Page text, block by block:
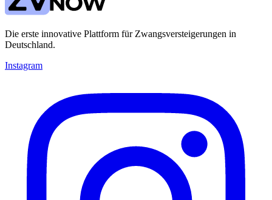
Die erste innovative Plattform für Zwangsversteigerungen in
Deutschland.
Instagram